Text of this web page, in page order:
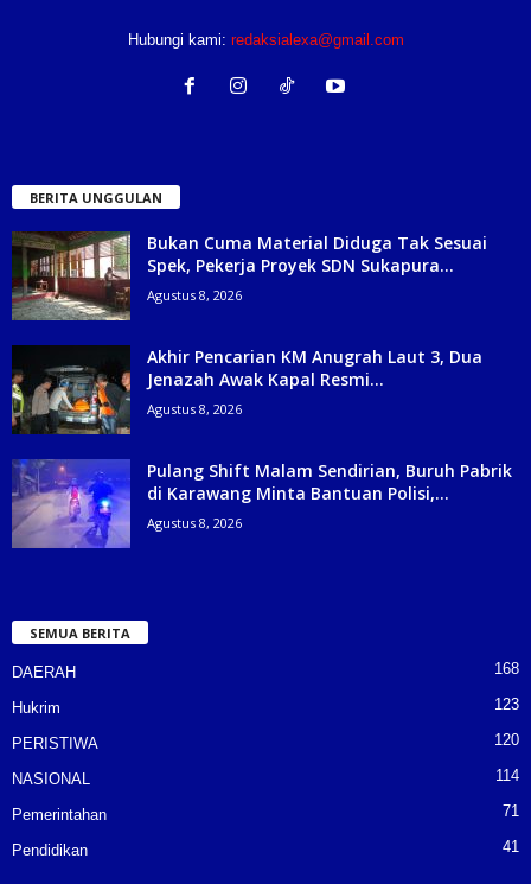
Hubungi kami: redaksialexa@gmail.com
BERITA UNGGULAN
Bukan Cuma Material Diduga Tak Sesuai
Spek, Pekerja Proyek SDN Sukapura...
Agustus 8, 2026
Akhir Pencarian KM Anugrah Laut 3, Dua
Jenazah Awak Kapal Resmi...
Agustus 8, 2026
Pulang Shift Malam Sendirian, Buruh Pabrik
di Karawang Minta Bantuan Polisi,...
Agustus 8, 2026
SEMUA BERITA
DAERAH 168
Hukrim 123
PERISTIWA 120
NASIONAL 114
Pemerintahan 71
Pendidikan 41